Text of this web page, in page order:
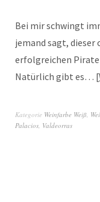
Bei mir schwingt
jemand sagt, dieser
erfolgreichen
Natürlich gibt es…
Kategorie Weinfarbe Weiß
Palacios Valdeorras